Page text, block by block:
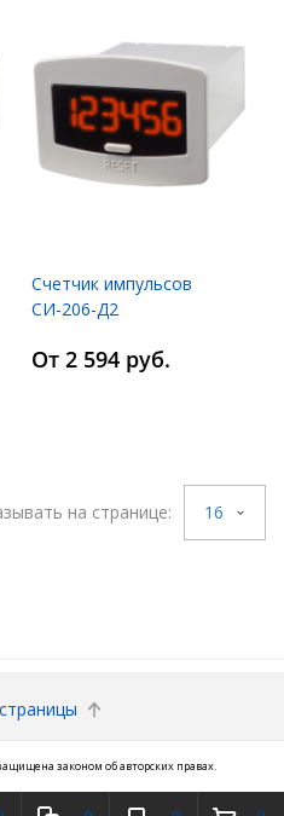
Счетчик импульсов
СИ-206-Д2
От 2 594 руб.
на странице: 16
законом об авторских правах.